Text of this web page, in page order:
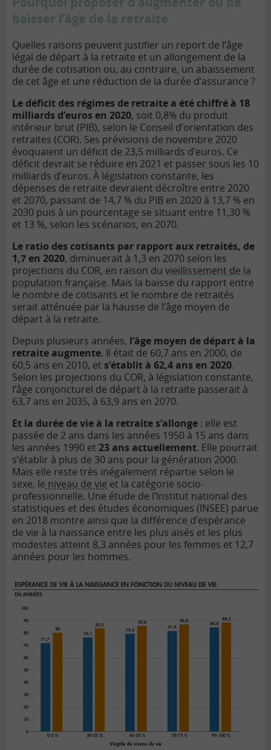
baisser l’âge de la retraite
Quelles raisons peuvent justifier un report de l’âge
légal de départ à la retraite et un allongement de la
durée de cotisation ou, au contraire, un abaissement
de cet âge et une réduction de la durée d’assurance ?
Le déficit des régimes de retraite a été chiffré à 18
milliards d’euros en 2020, soit 0,8% du produit
intérieur brut (PIB), selon le Conseil d’orientation des
retraites (COR). Ses prévisions de novembre 2020
évoquaient un déficit de 23,5 milliards d’euros. Ce
déficit devrait se réduire en 2021 et passer sous les 10
milliards d’euros. À législation constante, les
dépenses de retraite devraient décroître entre 2020
et 2070, passant de 14,7 % du PIB en 2020 à 13,7 % en
2030 puis à un pourcentage se situant entre 11,30 %
et 13 %, selon les scénarios, en 2070.
Le ratio des cotisants par rapport aux retraités, de
1,7 en 2020, diminuerait à 1,3 en 2070 selon les
projections du COR, en raison du vieillissement de la
population française. Mais la baisse du rapport entre
le nombre de cotisants et le nombre de retraités
serait atténuée par la hausse de l’âge moyen de
départ à la retraite.
Depuis plusieurs années, l’âge moyen de départ à la
retraite augmente. Il était de 60,7 ans en 2000, de
60,5 ans en 2010, et s’établit à 62,4 ans en 2020.
Selon les projections du COR, à législation constante,
l’âge conjoncturel de départ à la retraite passerait à
63,7 ans en 2035, à 63,9 ans en 2070.
Et la durée de vie à la retraite s’allonge : elle est
passée de 2 ans dans les années 1950 à 15 ans dans
les années 1990 et 23 ans actuellement. Elle pourrait
s’établir à plus de 30 ans pour la génération 2000.
Mais elle reste très inégalement répartie selon le
sexe, le niveau de vie et la catégorie socio-
professionnelle. Une étude de l’Institut national des
statistiques et des études économiques (INSEE) parue
en 2018 montre ainsi que la différence d’espérance
de vie à la naissance entre les plus aisés et les plus
modestes atteint 8,3 années pour les femmes et 12,7
années pour les hommes.